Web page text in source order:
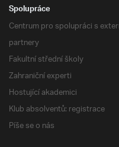
Spolupráce
Centrum pro spolupráci s
partnery
Fakultní střední školy
Zahraniční experti
Hostující akademici
Klub absolventů: registrace
Píše se o nás